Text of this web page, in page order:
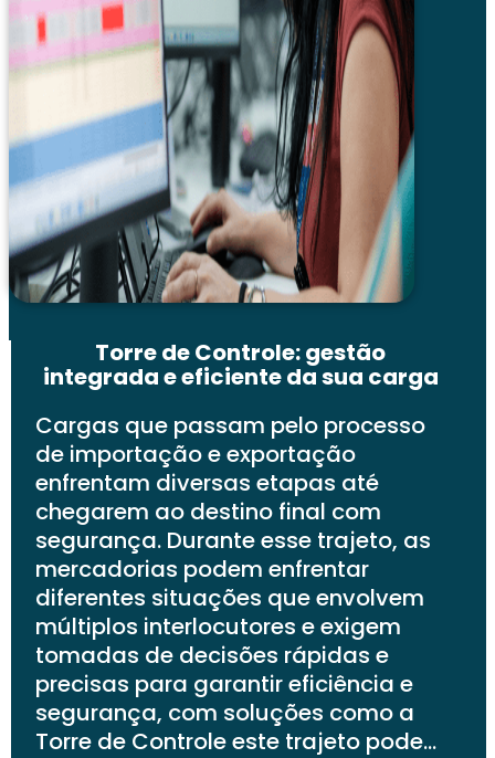
Torre de Controle: gestão
integrada e eficiente da sua carga
Cargas que passam pelo processo
de importação e exportação
enfrentam diversas etapas até
chegarem ao destino final com
segurança. Durante esse trajeto, as
mercadorias podem enfrentar
diferentes situações que envolvem
múltiplos interlocutores e exigem
tomadas de decisões rápidas e
precisas para garantir eficiência e
segurança, com soluções como a
Torre de Controle este trajeto pode…